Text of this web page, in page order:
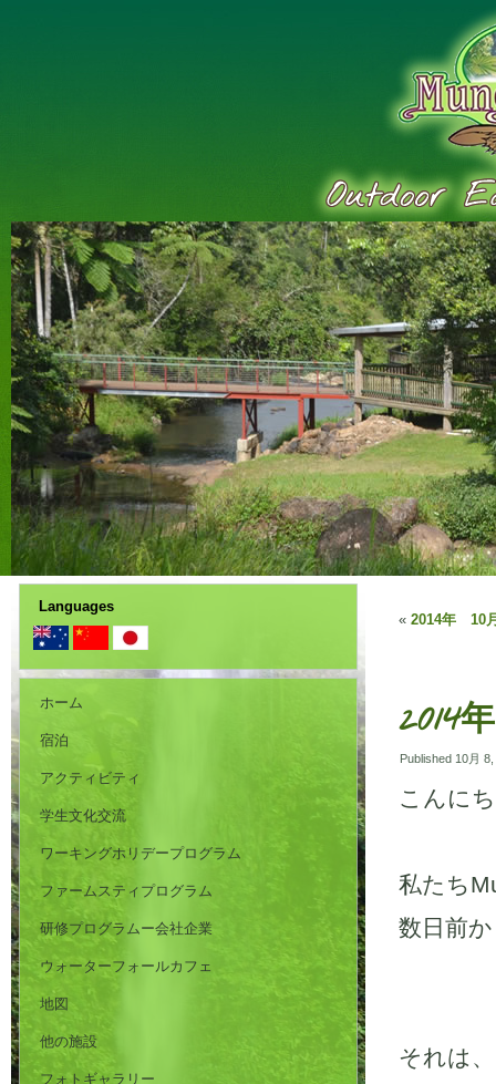
Languages
ホーム
宿泊
アクティビティ
学生文化交流
ワーキングホリデープログラム
ファームスティプログラム
研修プログラムー会社企業
ウォーターフォールカフェ
地図
他の施設
フォトギャラリー
« 2014年 10
2014
Published 10月
こんに
私たち
数日前
それは